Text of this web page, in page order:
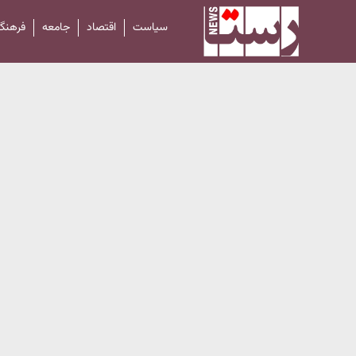
سیاست اقتصاد جامعه